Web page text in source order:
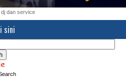
dj dan service
sini